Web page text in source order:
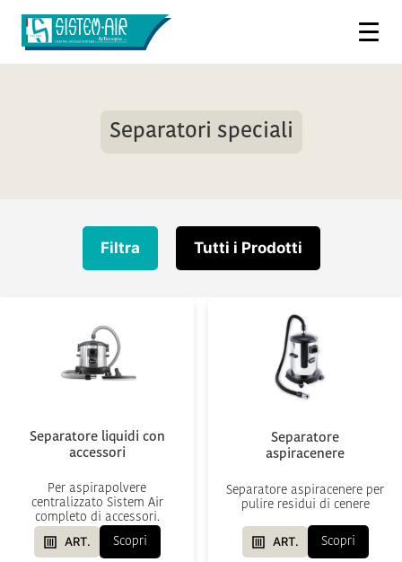
Separatori speciali
Filtra Tutti i Prodotti
Separatore liquidi con
accessori
Per aspirapolvere
centralizzato Sistem Air
completo di accessori.
ART. Scopri
Separatore
aspiracenere
Separatore aspiracenere per
pulire residui di cenere
ART. Scopri